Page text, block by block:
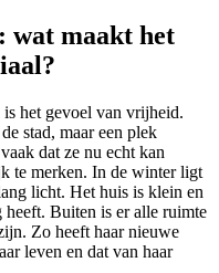
wat maakt het
het gevoel van vrijheid.
stad, maar een plek
dat ze nu echt kan
te merken. In de winter ligt
licht. Het huis is klein en
Buiten is er alle ruimte
Zo heeft haar nieuwe
leven en dat van haar